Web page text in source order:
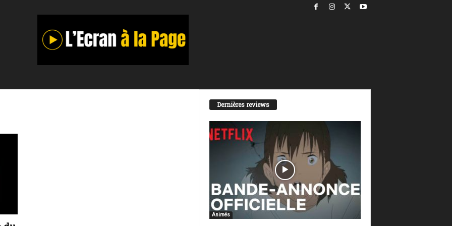
Dernières reviews
Animés